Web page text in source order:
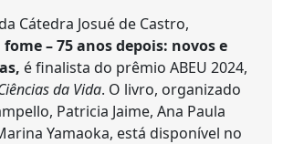
Cátedra Josué de Castro,
– 75 anos depois: novos e
é finalista do prêmio ABEU 2024,
da Vida. O livro, organizado
Patricia Jaime, Ana Paula
Yamaoka, está disponível no